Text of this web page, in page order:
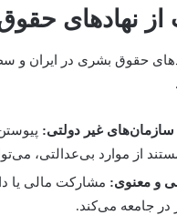
حقوق بشری در ایران
سازمان‌های غیر دولتی:
از موارد بی‌عدالتی،
و معنوی: مشارکت مالی یا
جامعه می‌کند.